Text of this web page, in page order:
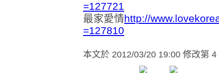
=127721
最家愛情http://
=127810
本文於 2012/03/20 19:00 修改第 4